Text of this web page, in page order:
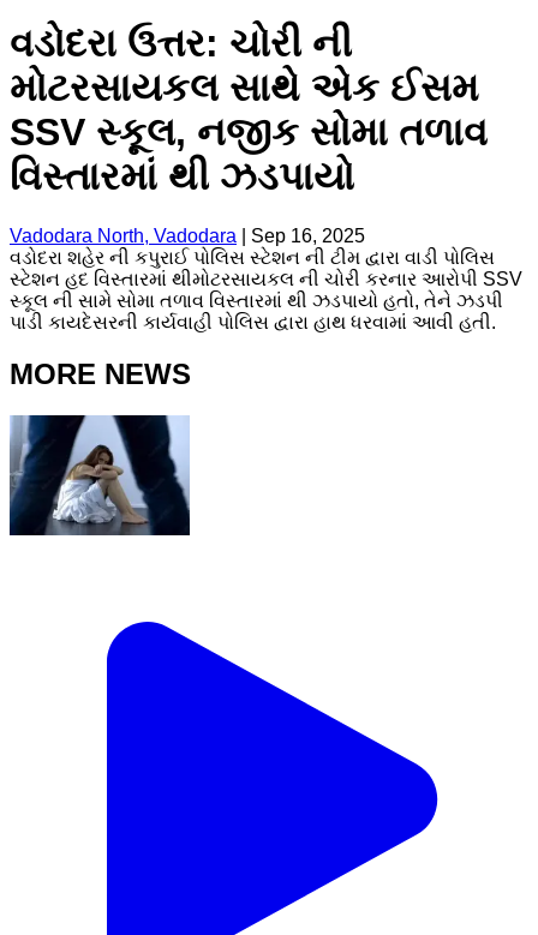
વડોદરા ઉત્તર: ચોરી ની
મોટરસાયકલ સાથે એક ઈસમ
SSV સ્કૂલ, નજીક સોમા તળાવ
વિસ્તારમાં થી ઝડપાયો
Vadodara North, Vadodara
Sep 16, 2025
વડોદરા શહેર ની કપુરાઈ પોલિસ સ્ટેશન ની ટીમ દ્વારા વાડી પોલિસ
સ્ટેશન હદ વિસ્તારમાં થીમોટરસાયકલ ની ચોરી કરનાર આરોપી SSV
સ્કૂલ ની સામે સોમા તળાવ વિસ્તારમાં થી ઝડપાયો હતો, તેને ઝડપી
પાડી કાયદેસરની કાર્યવાહી પોલિસ દ્વારા હાથ ધરવામાં આવી હતી.
MORE NEWS